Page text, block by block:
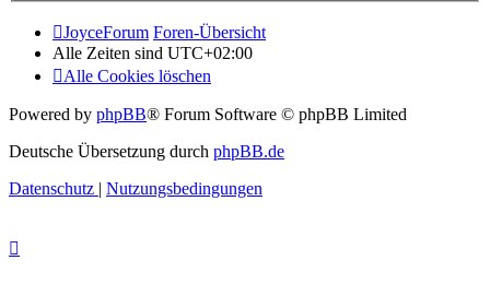
JoyceForum Foren-Übersicht
Alle Zeiten sind UTC+02:00
Alle Cookies löschen
Powered by phpBB® Forum Software © phpBB Limited
Deutsche Übersetzung durch phpBB.de
Datenschutz | Nutzungsbedingungen